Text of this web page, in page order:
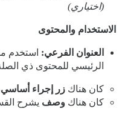
(اختياري)
الاستخدام والمحتوى
العنوان الفرعي:
الرئيسي للمحتوى ذي
كان هناك زر إجراء أساسي
كان هناك وصف يشرح